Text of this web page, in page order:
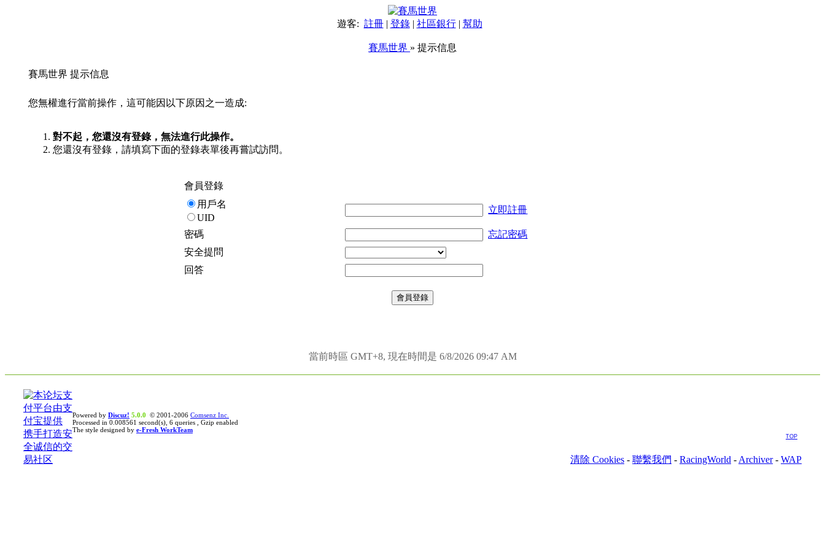
遊客: 註冊| 登錄| 社區銀行| 幫助
賽馬世界 » 提示信息
賽馬世界 提示信息
您無權進行當前操作，這可能因以下原因之一造成:
對不起，您還沒有登錄，無法進行此操作。
您還沒有登錄，請填寫下面的登錄表單後再嘗試訪問。
會員登錄
用戶名
UID
立即註冊
密碼
忘記密碼
安全提問
回答
當前時區 GMT+8, 現在時間是 6/8/2026 09:47 AM
Powered by Discuz! 5.0.0 © 2001-2006 Comsenz Inc.
Processed in 0.008561 second(s), 6 queries , Gzip enabled
The style designed by e-Fresh WorkTeam
TOP
清除 Cookies - 聯繫我們 - RacingWorld - Archiver- WAP